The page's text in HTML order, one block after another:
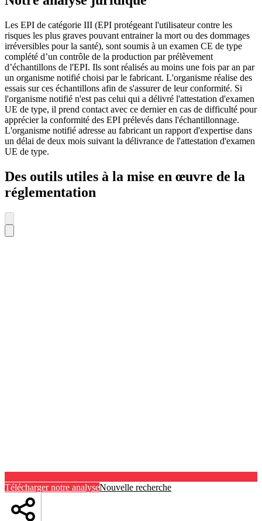
Les EPI de catégorie III (EPI protégeant l'utilisateur contre les
risques les plus graves pouvant entrainer la mort ou des dommages
irréversibles pour la santé), sont soumis à un examen CE de type
complété d’un contrôle de la production par prélèvement
d’échantillons de l'EPI. Ils sont réalisés au moins une fois par an par
un organisme notifié choisi par le fabricant. L'organisme réalise des
essais sur ces échantillons afin de s'assurer de leur conformité. Si
l'organisme notifié n'est pas celui qui a délivré l'attestation d'examen
UE de type, il prend contact avec ce dernier en cas de difficulté pour
apprécier la conformité des EPI prélevés dans l'échantillonnage.
L'organisme notifié adresse au fabricant un rapport d'expertise dans
un délai de deux mois suivant la délivrance de l'attestation d'examen
UE de type.
Des outils utiles à la mise en œuvre de la
réglementation
Télécharger notre analyseNouvelle recherche